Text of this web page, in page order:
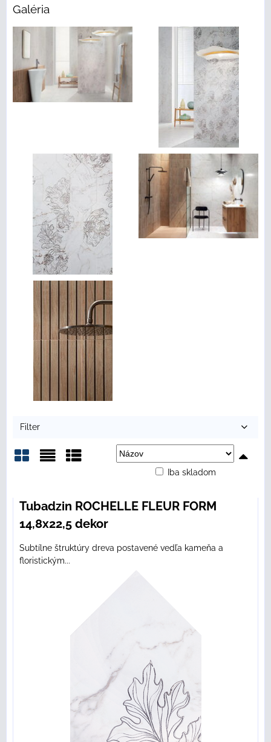
Galéria
Filter
Iba skladom
Tubadzin ROCHELLE FLEUR FORM
14,8x22,5 dekor
Subtílne štruktúry dreva postavené vedľa kameňa a
floristickým...